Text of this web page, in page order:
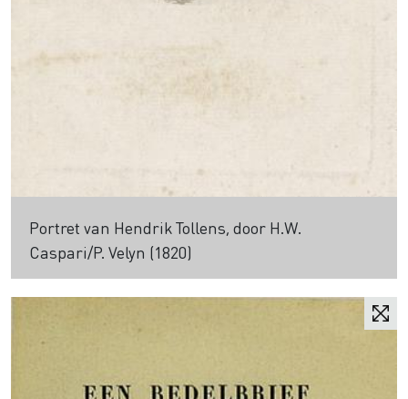
Portret van Hendrik Tollens, door H.W.
Caspari/P. Velyn (1820)